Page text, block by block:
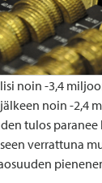
noin -3,4
noin -2,4
tulos
verrattuna